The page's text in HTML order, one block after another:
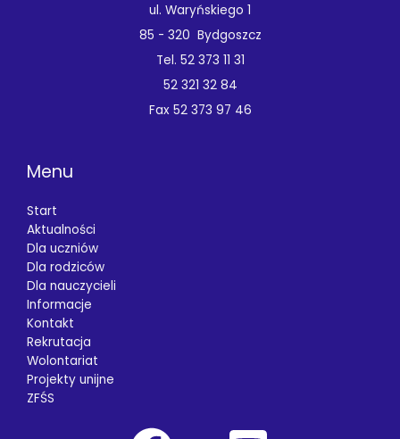
ul. Waryńskiego 1
85 - 320 Bydgoszcz
Tel. 52 373 11 31
52 321 32 84
Fax 52 373 97 46
Menu
Start
Aktualności
Dla uczniów
Dla rodziców
Dla nauczycieli
Informacje
Kontakt
Rekrutacja
Wolontariat
Projekty unijne
ZFŚS